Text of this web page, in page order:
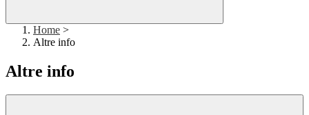
Home >
Altre info
Altre info